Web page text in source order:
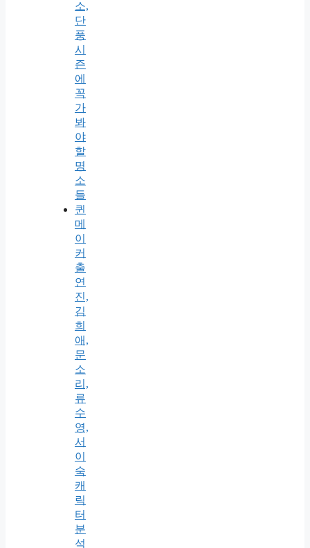
소,
단
풍
시
즌
에
꼭
가
봐
야
할
명
소
들
퀸
메
이
커
출
연
진,
김
희
애,
문
소
리,
류
수
영,
서
이
숙
캐
릭
터
분
석